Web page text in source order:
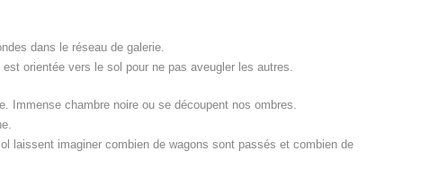
dans le réseau de galerie.
orientée vers le sol pour ne pas aveugler les autres.
Immense chambre noire ou se découpent nos ombres.
laissent imaginer combien de wagons sont passés et combien de